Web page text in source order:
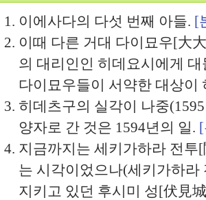
이에사다의 다섯 번째 아들. [
이때 다른 거대 다이묘우[大
의 대리인인 히데요시에게
다이묘우들이 서약한 대상이
히데츠구의 실각이 나중
양자로 간 것은 1594년의 일.
지금까지는 세키가하라 전
는 시각이었으나(세키가하
지키고 있던 후시미 성[伏見